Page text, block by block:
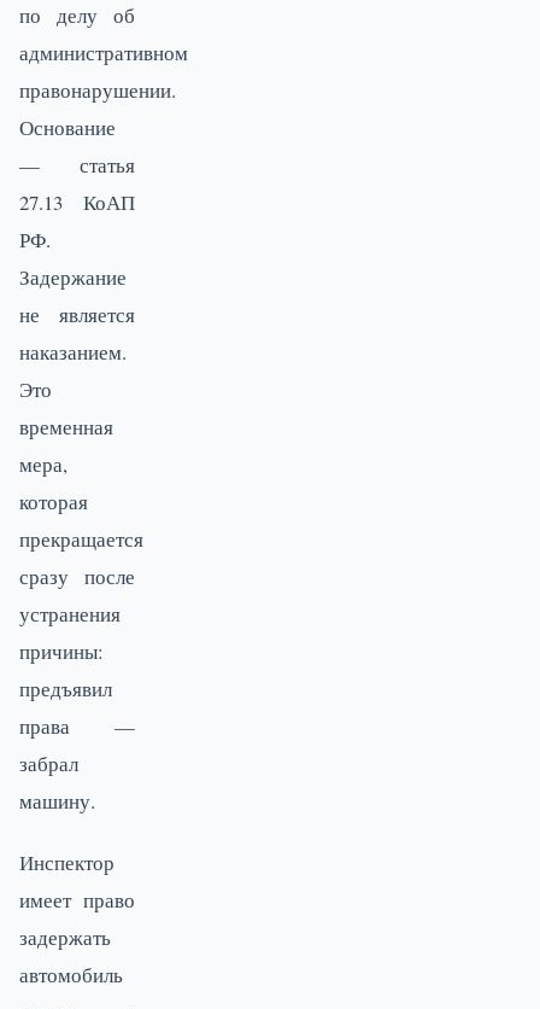
по делу об
административном
правонарушении.
Основание
— статья
27.13 КоАП
РФ.
Задержание
не является
наказанием.
Это
временная
мера,
которая
прекращается
сразу после
устранения
причины:
предъявил
права —
забрал
машину.
Инспектор
имеет право
задержать
автомобиль